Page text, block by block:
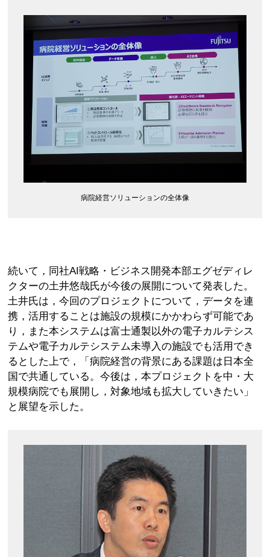
病院経営ソリューションの全体像
続いて，同社AI戦略・ビジネス開発本部エグゼディレ
クターの土井悠哉氏が今後の展開について発表した。
土井氏は，今回のプロジェクトについて，データを連
携，活用することは施設の規模にかかわらず可能であ
り，また本システムは富士通製以外の電子カルテシス
テムや電子カルテシステム未導入の施設でも活用でき
るとした上で，「病院経営の背景にある課題は日本全
国で共通している。今後は，本プロジェクトを中・大
規模病院でも展開し，対象地域も拡大していきたい」
と展望を示した。